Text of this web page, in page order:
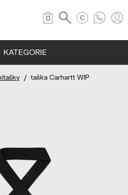
0
KATEGORIE
/ taška Carhartt WIP